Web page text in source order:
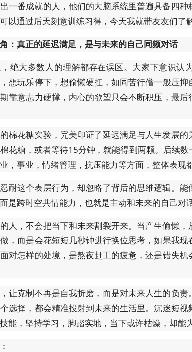
一番成就的人，他们的大脑系统里普遍具备四种
以通过后天刻意训练习得，今天我就带友友们了
：真正的延迟满足，是与未来的自己同频对话
绝大多数人的理解都存在误区。大家下意识认
想玩乐停下，想偷懒硬扛，如同苦行僧一般压
靠意志力硬撑，内心的欲望只会不断积压，最
棉花糖实验，完美印证了延迟满足与人生发展
花糖，或者等待15分钟，就能得到两颗。后续
，事业，情绪管理，抗压能力等方面，整体表现
耐这个表层行为，却忽略了背后的思维逻辑。
是跨时空共情能力，也就是主动和未来的自己对
人，不会把当下和未来割裂开来。当产生偷懒
，而是会花短短几秒钟进行换位思考，如果我
对怎样的处境，是熬夜赶工的疲惫，还是错失
让克制不再是自我折磨，而是对未来人生的负
选择，都会精准投射到未来的生活里。沉迷短
能，坚持学习，脚踏实地，当下或许枯燥，却能